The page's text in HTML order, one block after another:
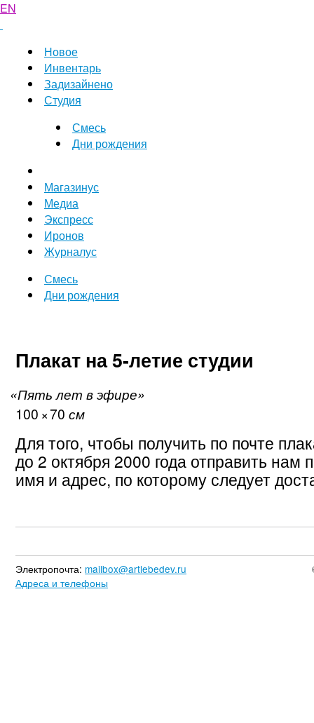
EN
Новое
Инвентарь
Задизайнено
Студия
Смесь
Дни рождения
Магазинус
Медиа
Экспресс
Иронов
Журналус
Смесь
Дни рождения
Плакат на 5-летие студии
«Пять лет в эфире»
100 ×70см
Для того, чтобы получить по почте
до 2 октября 2000 года отправить нам
имя и адрес, по которому следует
Электропочта: mailbox@artlebedev.ru
Адреса и телефоны